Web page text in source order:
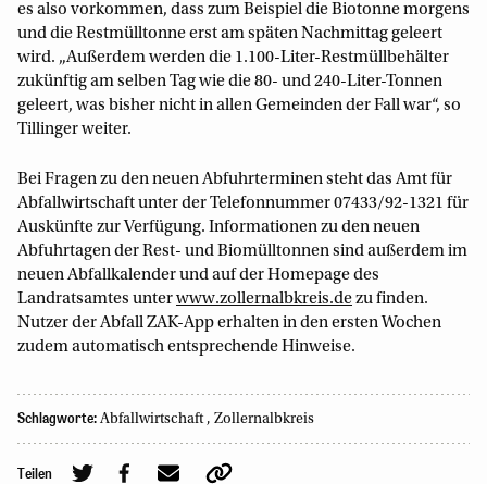
es also vorkommen, dass zum Beispiel die Biotonne morgens
und die Restmülltonne erst am späten Nachmittag geleert
wird. „Außerdem werden die 1.100-Liter-Restmüllbehälter
zukünftig am selben Tag wie die 80- und 240-Liter-Tonnen
geleert, was bisher nicht in allen Gemeinden der Fall war“, so
Tillinger weiter.
Bei Fragen zu den neuen Abfuhrterminen steht das Amt für
Abfallwirtschaft unter der Telefonnummer 07433/92-1321 für
Auskünfte zur Verfügung. Informationen zu den neuen
Abfuhrtagen der Rest- und Biomülltonnen sind außerdem im
neuen Abfallkalender und auf der Homepage des
Landratsamtes unterwww.zollernalbkreis.dezu finden.
Nutzer der Abfall ZAK-App erhalten in den ersten Wochen
zudem automatisch entsprechende Hinweise.
Schlagworte: Abfallwirtschaft , Zollernalbkreis
Teilen